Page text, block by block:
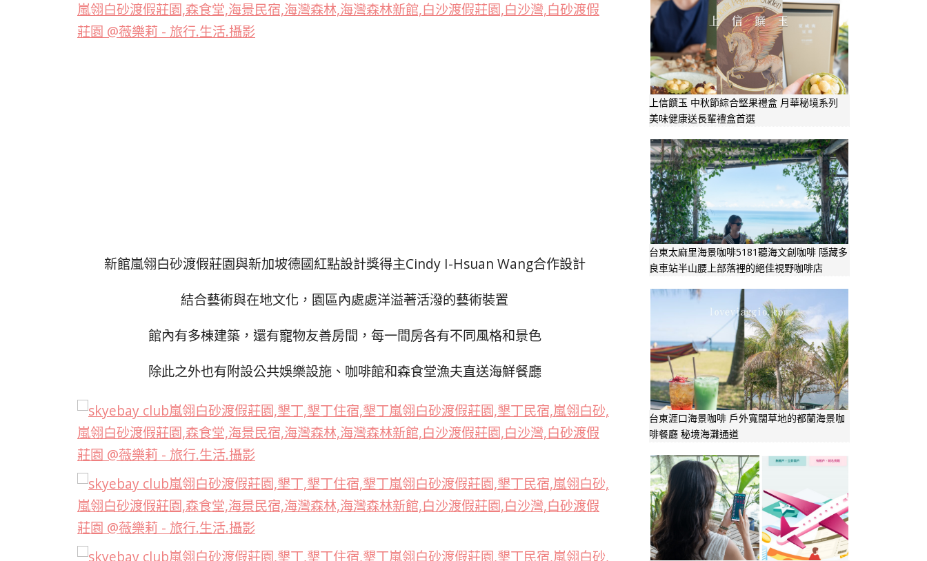
新館嵐翎白砂渡假莊園與新加坡德國紅點設計獎得主Cindy I-Hsuan Wang合作設計
結合藝術與在地文化，園區內處處洋溢著活潑的藝術裝置
館內有多棟建築，還有寵物友善房間，每一間房各有不同風格和景色
除此之外也有附設公共娛樂設施、咖啡館和森食堂漁夫直送海鮮餐廳
上信饌玉 中秋節綜合堅果禮盒 月華秘境系列
美味健康送長輩禮盒首選
台東太麻里海景咖啡5181聽海文創咖啡 隱藏多
良車站半山腰上部落裡的絕佳視野咖啡店
台東涯口海景咖啡 戶外寬闊草地的都蘭海景咖
啡餐廳 秘境海灘通道